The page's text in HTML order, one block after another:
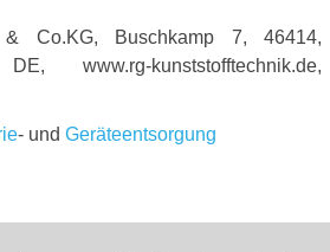
& Co.KG, Buschkamp 7, 46414,
www.rg-kunststofftechnik.de,
- und Geräteentsorgung